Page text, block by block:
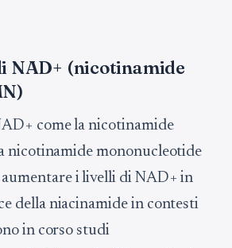
NAD+ (nicotinamide
come la nicotinamide
nicotinamide mononucleotide
i livelli di NAD+ in
della niacinamide in contesti
in corso studi